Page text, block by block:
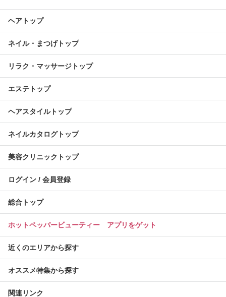
ヘアトップ
ネイル・まつげトップ
リラク・マッサージトップ
エステトップ
ヘアスタイルトップ
ネイルカタログトップ
美容クリニックトップ
ログイン / 会員登録
総合トップ
ホットペッパービューティー アプリをゲット
近くのエリアから探す
オススメ特集から探す
関連リンク